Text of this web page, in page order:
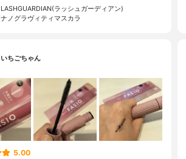
LASHGUARDIAN(ラッシュガーディアン)
ナノグラヴィティマスカラ
いちごちゃん
5.00